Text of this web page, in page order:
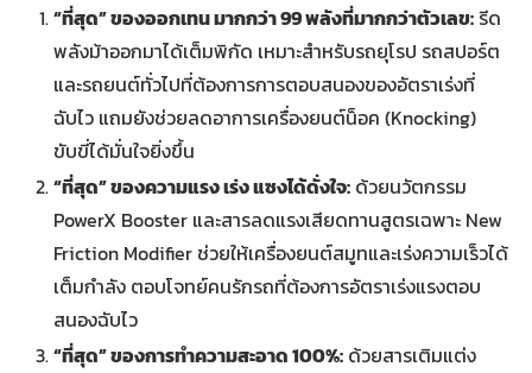
“ที่สุด” ของออกเทน มากกว่า 99 พลังที่มากกว่าตัวเลข:รีด
พลังม้าออกมาได้เต็มพิกัด เหมาะสำหรับรถยุโรป รถสปอร์ต
และรถยนต์ทั่วไปที่ต้องการการตอบสนองของอัตราเร่งที่
ฉับไว แถมยังช่วยลดอาการเครื่องยนต์น็อค (Knocking)
ขับขี่ได้มั่นใจยิ่งขึ้น
“ที่สุด” ของความแรง เร่ง แซงได้ดั่งใจ: ด้วยนวัตกรรม
PowerX Booster และสารลดแรงเสียดทานสูตรเฉพาะ New
Friction Modifier ช่วยให้เครื่องยนต์สมูทและเร่งความเร็วได้
เต็มกำลัง ตอบโจทย์คนรักรถที่ต้องการอัตราเร่งแรงตอบ
สนองฉับไว
“ที่สุด” ของการทำความสะอาด100%: ด้วยสารเติมแต่ง